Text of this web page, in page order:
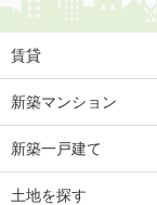
賃貸
新築マンション
新築一戸建て
土地を探す